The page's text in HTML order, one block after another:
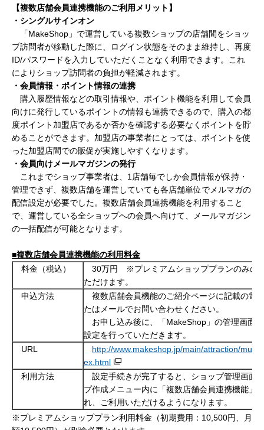
【複数店舗会員連携機能のご利用メリット】
・シングルサインオン
「MakeShop」で運営している複数ショップの店舗間をショッ
プ訪問者が移動した際に、ログイン状態をそのまま維持し、再度
ID/パスワードを入力していただくことなく利用できます。これ
によりショップ訪問者の負担が軽減されます。
・会員情報・ポイント情報の連携
購入履歴情報などの取引情報や、ポイント機能を利用して会員
向けに発行しているポイントの情報も連携できるので、購入の都
度ポイント加盟店であるか否かを確認する必要なくポイントを貯
めることができます。加盟店の事業者にとっては、ポイントを使
った加盟店間での販促が実施しやすくなります。
・会員向けメールマガジンの発行
これまでショップ事業者は、1店舗毎でしか会員情報が保持・
管理できず、複数店舗を運営していても各店舗単位でメルマガの
配信設定が必要でした。複数店舗会員連携機能を利用すること
で、運営している全ショップへの会員へ向けて、メールマガジン
の一括配信が可能となります。
■複数店舗会員連携機能の利用料金
料金（税込）
30万円 ※プレミアムショッププランのみの
ただけます。
申込方法
複数店舗会員機能のご紹介ページに記載の電
たはメールでお問い合わせください。
お申し込み後に、「MakeShop」の管理画面
設定を行っていただきます。
URL
http://www.makeshop.jp/main/attraction/multi-
ex.html
利用方法
設定手続きが完了すると、ショップ管理画面
プ作成メニュー内に「複数店舗会員連携機能」
れ、ご利用いただけるようになります。
※プレミアムショッププラン利用料金（初期費用：10,500円、月